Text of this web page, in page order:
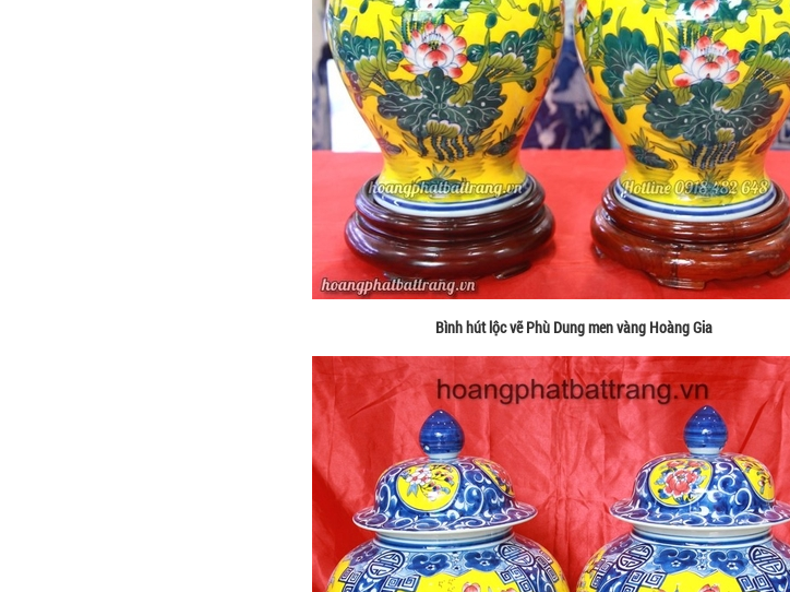
Bình hút lộc vẽ Phù Dung men vàng Hoàng Gia